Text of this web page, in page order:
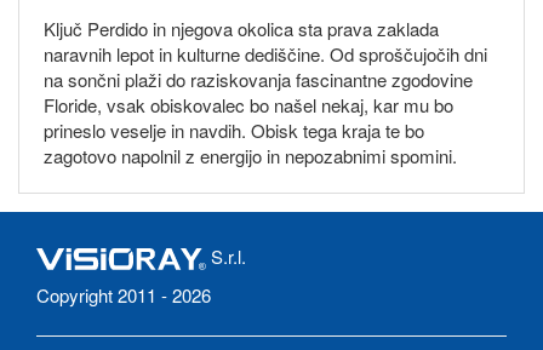
Ključ Perdido in njegova okolica sta prava zaklada
naravnih lepot in kulturne dediščine. Od sproščujočih dni
na sončni plaži do raziskovanja fascinantne zgodovine
Floride, vsak obiskovalec bo našel nekaj, kar mu bo
prineslo veselje in navdih. Obisk tega kraja te bo
zagotovo napolnil z energijo in nepozabnimi spomini.
S.r.l.
Copyright 2011 - 2026